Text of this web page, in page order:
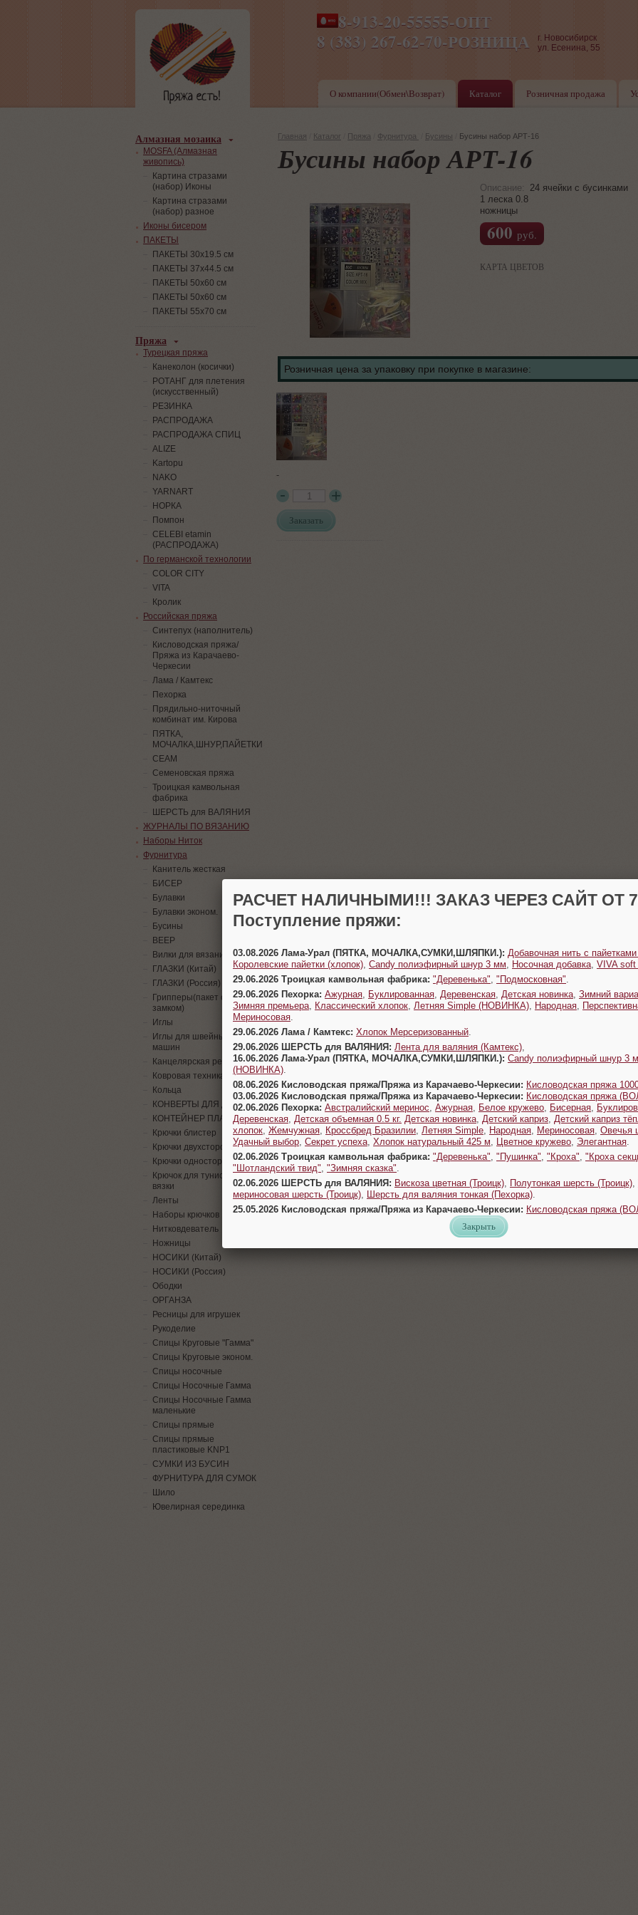
8-913-20-55555-ОПТ
8 (383) 267-62-70-РОЗНИЦА
ПН-ПТ 8-17,СБ-ВС 9-17
г. Новосибирск
ул. Есенина, 55
О компании(Обмен\Возврат) Каталог Розничная продажа
Главная Каталог Пряжа Фурнитура Бусины Бусины набор АРТ-16
Бусины набор АРТ-16
Описание:
24 ячейки с бусинками
1 леска 0.8
ножницы
600 руб.
КАРТА ЦВЕТОВ
Розничная цена за упаковку при покупке в магазине:
-
Заказать
Алмазная мозаика
MOSFA (Алмазная
живопись)
Картина стразами
(набор) Иконы
Картина стразами
(набор) разное
Иконы бисером
ПАКЕТЫ
ПАКЕТЫ 30х19.5 см
ПАКЕТЫ 37х44.5 см
ПАКЕТЫ 50х60 см
ПАКЕТЫ 50х60 см
ПАКЕТЫ 55х70 см
Пряжа
Турецкая пряжа
Канеколон (косички)
РОТАНГ для плетения
(искусственный)
PЕЗИНКА
РАСПРОДАЖА
РАСПРОДАЖА СПИЦ
ALIZE
Kartopu
NAKO
YARNART
НОРКА
Помпон
СELEBI etamin
(РАСПРОДАЖА)
По германской технологии
COLOR CITY
VITA
Кролик
Российская пряжа
Синтепух (наполнитель)
Кисловодская пряжа/
Пряжа из Карачаево-
Черкесии
Лама / Камтекс
Пехорка
Прядильно-ниточный
комбинат им. Кирова
ПЯТКА,
МОЧАЛКА,ШНУР,ПАЙЕТКИ
СЕАМ
Семеновская пряжа
Троицкая камвольная
фабрика
ШЕРСТЬ для ВАЛЯНИЯ
ЖУРНАЛЫ ПО ВЯЗАНИЮ
Наборы Ниток
Фурнитура
Канитель жесткая
БИСЕР
Булавки
Булавки эконом.
Бусины
ВЕЕР
Вилки для вязания
ГЛАЗКИ (Китай)
ГЛАЗКИ (Россия)
Грипперы(пакет с
замком)
Иглы
Иглы для швейных
машин
Канцелярская резинка
Ковровая техника
Кольца
КОНВЕРТЫ ДЛЯ ДЕНЕГ
КОНТЕЙНЕР ПЛАСТИК
Крючки блистер
Крючки двухсторонние
Крючки односторонние
Крючок для тунисской
вязки
Ленты
Наборы крючков
Нитковдеватель
Ножницы
НОСИКИ (Китай)
НОСИКИ (Россия)
Ободки
ОРГАНЗА
Ресницы для игрушек
Рукоделие
Спицы Круговые "Гамма"
Спицы Круговые эконом.
Спицы носочные
Спицы Носочные Гамма
Спицы Носочные Гамма
маленькие
Спицы прямые
Спицы прямые
пластиковые KNP1
СУМКИ ИЗ БУСИН
ФУРНИТУРА ДЛЯ СУМОК
Шило
Ювелирная серединка
РАСЧЕТ НАЛИЧНЫМИ!!! ЗАКАЗ ЧЕРЕЗ САЙТ ОТ
Поступление пряжи:
03.08.2026 Лама-Урал (ПЯТКА, МОЧАЛКА,СУМКИ,ШЛЯПКИ.): Добавочная нить с
Королевские пайетки (хлопок) Candy полиэфирный шнур 3 мм Носочная добавка VIVA
29.06.2026 Троицкая камвольная фабрика: "Деревенька" "Подмосковная"
29.06.2026 Пехорка: Ажурная Буклированная Деревенская Детская новинка Зимний
Зимняя премьера
Классический хлопок Летняя Simple (НОВИНКА) Народная
Мериносовая
29.06.2026 Лама / Камтекс: Хлопок Мерсеризованный
29.06.2026 ШЕРСТЬ для ВАЛЯНИЯ: Лента для валяния (Камтекс)
16.06.2026 Лама-Урал (ПЯТКА, МОЧАЛКА,СУМКИ,ШЛЯПКИ.): Candy полиэфирный шнур 3
(НОВИНКА)
08.06.2026 Кисловодская пряжа/Пряжа из Карачаево-Черкесии: Кисловодская пряжа
03.06.2026 Кисловодская пряжа/Пряжа из Карачаево-Черкесии: Кисловодская пряжа
02.06.2026 Пехорка: Австралийский меринос Ажурная Белое кружево Бисерная
Деревенская Детская объемная 0.5 кг. Детская новинка Детский каприз Детский каприз
хлопок Жемчужная Кроссбред Бразилии Летняя Simple Народная Мериносовая Овечья
Удачный выбор Секрет успеха Хлопок натуральный 425 м Цветное кружево Элегантная
02.06.2026 Троицкая камвольная фабрика: "Деревенька" "Пушинка" "Кроха" "Кроха
"Шотландский твид" "Зимняя сказка"
02.06.2026 ШЕРСТЬ для ВАЛЯНИЯ: Вискоза цветная (Троицк) Полутонкая шерсть (Троицк)
мериносовая шерсть (Троицк)
Шерсть для валяния тонкая (Пехорка)
25.05.2026 Кисловодская пряжа/Пряжа из Карачаево-Черкесии: Кисловодская пряжа
Закрыть